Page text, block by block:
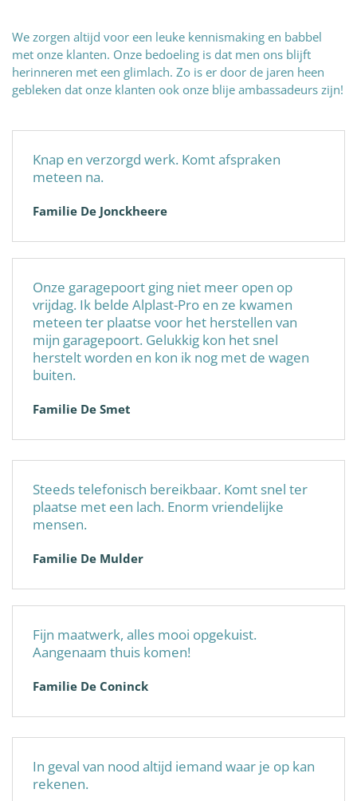
We zorgen altijd voor een leuke kennismaking en babbel
met onze klanten. Onze bedoeling is dat men ons blijft
herinneren met een glimlach. Zo is er door de jaren heen
gebleken dat onze klanten ook onze blije ambassadeurs zijn!
Knap en verzorgd werk. Komt afspraken
meteen na.
Familie De Jonckheere
Onze garagepoort ging niet meer open op
vrijdag. Ik belde Alplast-Pro en ze kwamen
meteen ter plaatse voor het herstellen van
mijn garagepoort. Gelukkig kon het snel
herstelt worden en kon ik nog met de wagen
buiten.
Familie De Smet
Steeds telefonisch bereikbaar. Komt snel ter
plaatse met een lach. Enorm vriendelijke
mensen.
Familie De Mulder
Fijn maatwerk, alles mooi opgekuist.
Aangenaam thuis komen!
Familie De Coninck
In geval van nood altijd iemand waar je op kan
rekenen.